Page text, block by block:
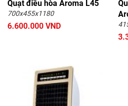
Quạt điều hòa Aroma L45
700x455x1180
6.600.000 VND